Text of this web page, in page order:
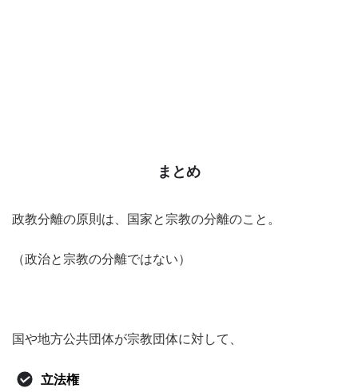
まとめ
政教分離の原則は、国家と宗教の分離のこと。
（政治と宗教の分離ではない）
国や地方公共団体が宗教団体に対して、
立法権